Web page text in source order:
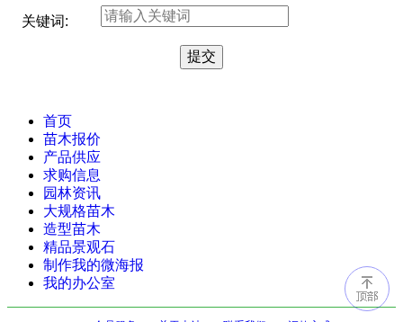
关键词:
首页
苗木报价
产品供应
求购信息
园林资讯
大规格苗木
造型苗木
精品景观石
制作我的微海报
我的办公室